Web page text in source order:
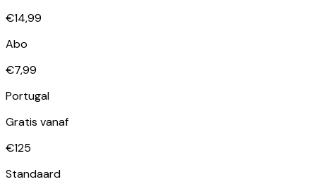
€14,99
Abo
€7,99
Portugal
Gratis vanaf
€125
Standaard